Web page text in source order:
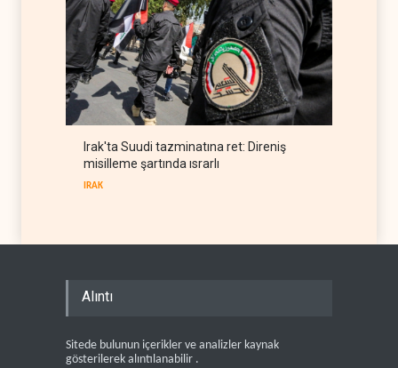
Irak'ta Suudi tazminatına ret: Direniş
misilleme şartında ısrarlı
IRAK
Alıntı
Sitede bulunun içerikler ve analizler kaynak
gösterilerek alıntılanabilir .